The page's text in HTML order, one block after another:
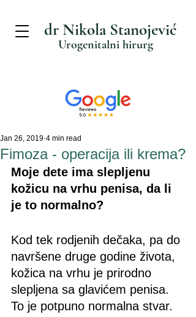
dr Nikola Stanojević
Urogenitalni hirurg
Fimoza - operacija ili krema?
Jan 26, 2019 4 min read
Moje dete ima slepljenu
kožicu na vrhu penisa, da li
je to normalno?
Kod tek rodjenih dečaka, pa do
navršene druge godine života,
kožica na vrhu je prirodno
slepljena sa glavićem penisa.
To je potpuno normalna stvar.